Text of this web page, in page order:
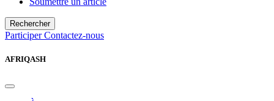
Rechercher
ParticiperContactez-nous
AFRIQASH